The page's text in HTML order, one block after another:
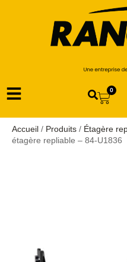
0
Accueil / Produits / Étagère
étagère repliable – 84-U1836